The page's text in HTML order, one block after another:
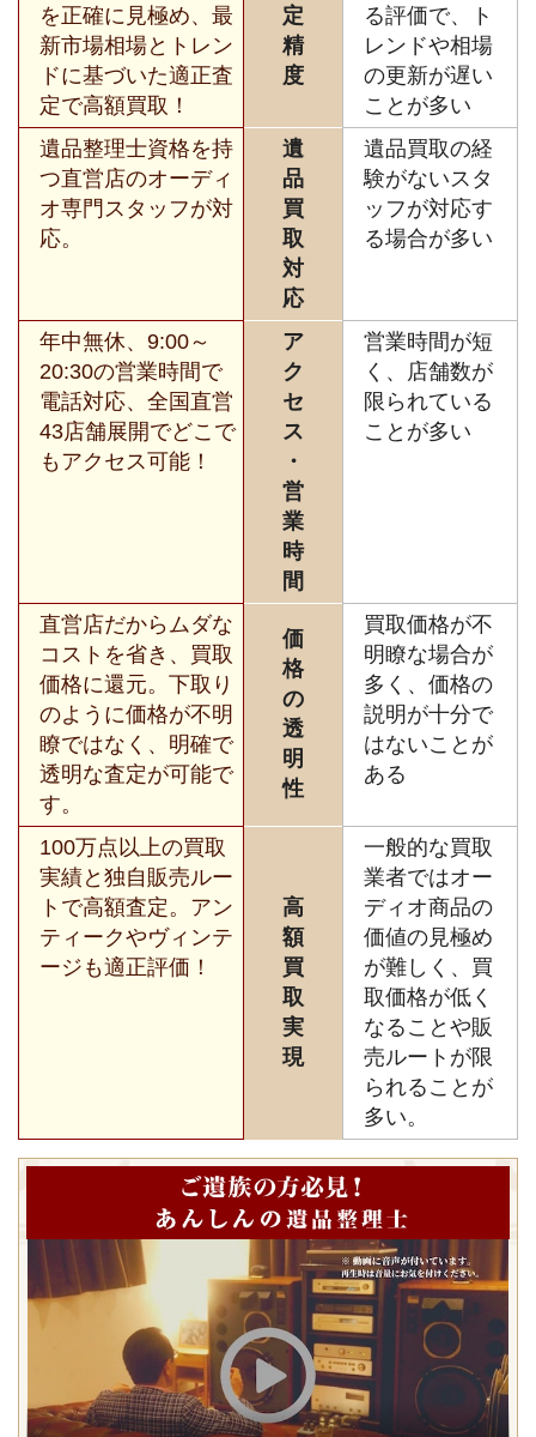
を正確に見極め、最
新市場相場とトレン
ドに基づいた適正査
定で高額買取！
定
精
度
る評価で、ト
レンドや相場
の更新が遅い
ことが多い
遺品整理士資格を持
つ直営店のオーディ
オ専門スタッフが対
応。
遺
品
買
取
対
応
遺品買取の経
験がないスタ
ッフが対応す
る場合が多い
年中無休、9:00～
20:30の営業時間で
電話対応、全国直営
43店舗展開でどこで
もアクセス可能！
ア
ク
セ
ス
・
営
業
時
間
営業時間が短
く、店舗数が
限られている
ことが多い
直営店だからムダな
コストを省き、買取
価格に還元。下取り
のように価格が不明
瞭ではなく、明確で
透明な査定が可能で
す。
価
格
の
透
明
性
買取価格が不
明瞭な場合が
多く、価格の
説明が十分で
はないことが
ある
100万点以上の買取
実績と独自販売ルー
トで高額査定。アン
ティークやヴィンテ
ージも適正評価！
高
額
買
取
実
現
一般的な買取
業者ではオー
ディオ商品の
価値の見極め
が難しく、買
取価格が低く
なることや販
売ルートが限
られることが
多い。